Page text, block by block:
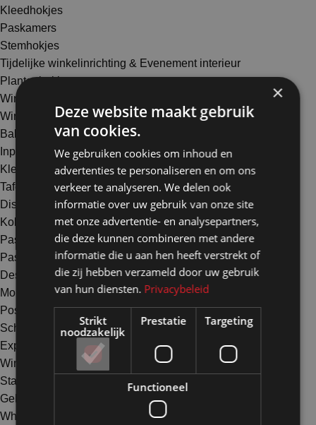
Kleedhokjes
Paskamers
Stemhokjes
Tijdelijke winkelinrichting & Evenement interieur
Plantenbakken
Winkelinterieur alu slatwall
Winkelinterieur metal perfo
Balies toonbanken
Inpaktafels
Kledingrekken
Tafels
Displays
Kolommen en zuilen
Paspoppen
Paskamers
Desinfectiezuilen tijdelijk gebruik
Mobiele wanden
Posterborden
Scheidingswanden
Expositiewanden
Winkelwanden en pop-up store
Standbouwwanden
Geluidswerende wanden
Whiteboardwanden
×
Deze website maakt gebruik
van cookies.
We gebruiken cookies om inhoud en
advertenties te personaliseren en om ons
verkeer te analyseren. We delen ook
informatie over uw gebruik van onze site
met onze advertentie- en analysepartners,
die deze kunnen combineren met andere
informatie die u aan hen heeft verstrekt of
die zij hebben verzameld door uw gebruik
van hun diensten. Privacybeleid
Strikt
noodzakelijk
Prestatie Targeting
Functioneel